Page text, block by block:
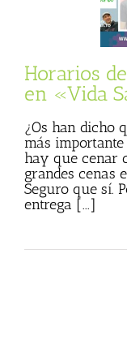
Horarios
en «Vida
¿Os han dicho
más
hay que cenar
grandes cenas
Seguro que sí.
entrega [...]